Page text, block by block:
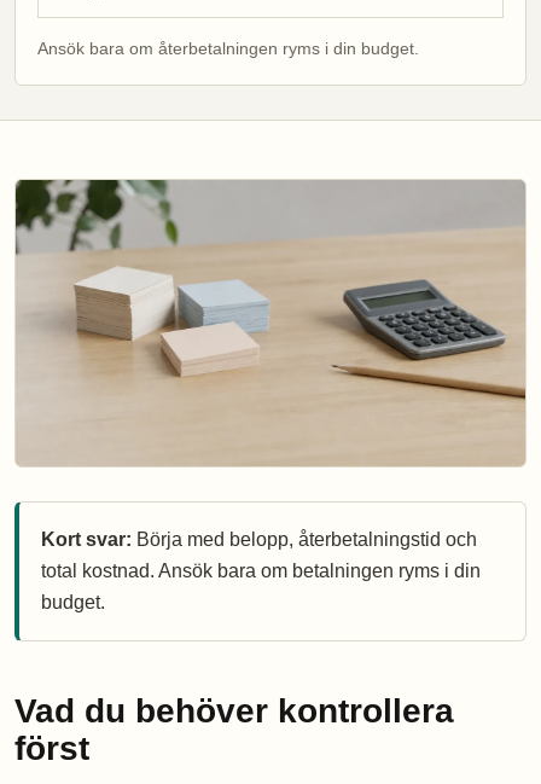
Ansök bara om återbetalningen ryms i din budget.
Kort svar: Börja med belopp, återbetalningstid och
total kostnad. Ansök bara om betalningen ryms i din
budget.
Vad du behöver kontrollera
först